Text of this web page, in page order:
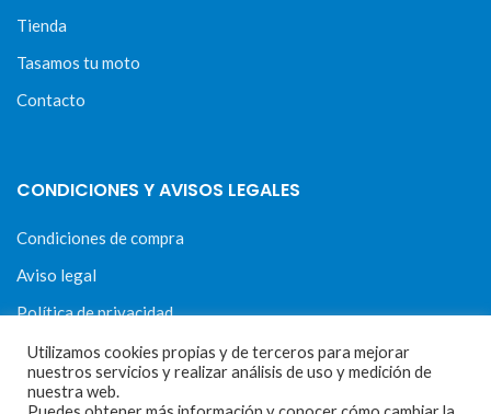
Tienda
Tasamos tu moto
Contacto
CONDICIONES Y AVISOS LEGALES
Condiciones de compra
Aviso legal
Política de privacidad
Política de cookies
Utilizamos cookies propias y de terceros para mejorar
nuestros servicios y realizar análisis de uso y medición de
nuestra web.